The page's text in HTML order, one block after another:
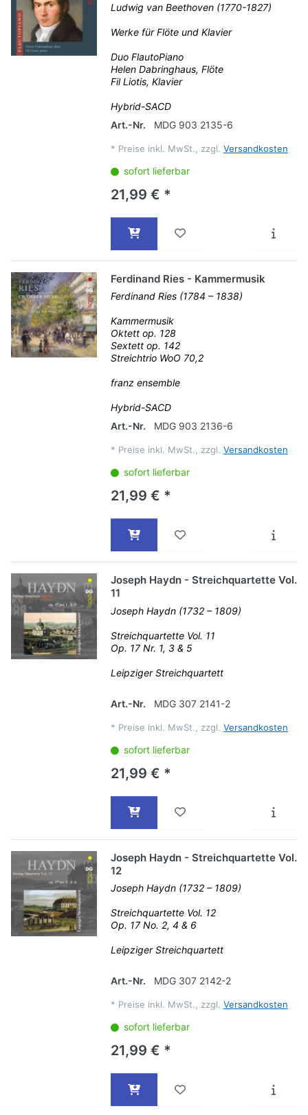
Ludwig van Beethoven (1770-1827)
Werke für Flöte und Klavier
Duo FlautoPiano
Helen Dabringhaus, Flöte
Fil Liotis, Klavier
Hybrid-SACD
Art.-Nr.
MDG 903 2135-6
* Preise inkl. MwSt., zzgl. Versandkosten
sofort lieferbar
21,99 € *
Ferdinand Ries - Kammermusik
Ferdinand Ries (1784 – 1838)
Kammermusik
Oktett op. 128
Sextett op. 142
Streichtrio WoO 70,2
franz ensemble
Hybrid-SACD
Art.-Nr.
MDG 903 2136-6
* Preise inkl. MwSt., zzgl. Versandkosten
sofort lieferbar
21,99 € *
Joseph Haydn - Streichquartette Vol.
11
Joseph Haydn (1732 – 1809)
Streichquartette Vol. 11
Op. 17 Nr. 1, 3 & 5
Leipziger Streichquartett
Art.-Nr. MDG 307 2141-2
* Preise inkl. MwSt., zzgl. Versandkosten
sofort lieferbar
21,99 € *
Joseph Haydn - Streichquartette Vol.
12
Joseph Haydn (1732 – 1809)
Streichquartette Vol. 12
Op. 17 No. 2, 4 & 6
Leipziger Streichquartett
Art.-Nr. MDG 307 2142-2
* Preise inkl. MwSt., zzgl. Versandkosten
sofort lieferbar
21,99 € *